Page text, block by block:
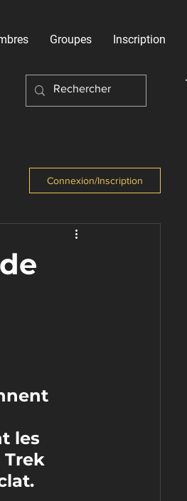
Groupes Inscription
Connexion/Inscription
les
Trek